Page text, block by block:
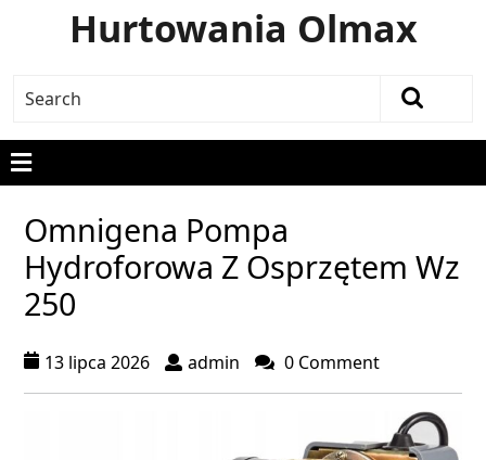
Hurtowania Olmax
Omnigena Pompa
Hydroforowa Z Osprzętem Wz
250
13 lipca 2026 admin 0 Comment